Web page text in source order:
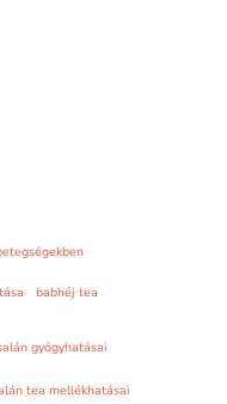
babhéj tea
gyógyhatásai
tea mellékhatásai